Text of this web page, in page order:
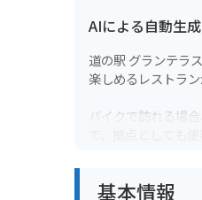
AIによる自動生
道の駅 グランテラ
楽しめるレストラン
バイクで訪れる場
ょうか。また、併
基本情報